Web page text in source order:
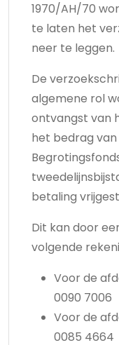
1970/AH/70
te laten het
neer te leggen.
De
algemene rol
ontvangst van
het bedrag
betaling
Dit kan door
volgende
Voor de
0090 7006
Voor de
0085 4664